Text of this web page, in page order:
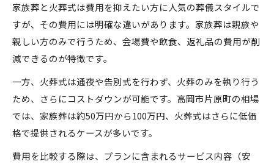
家族葬と火葬式は費用を抑えたい方に人気の葬儀スタイルで
すが、その費用には明確な違いがあります。家族葬は親族や
親しい方のみで行うため、会場費や飲食、返礼品の費用が削
減できるのが特徴です。
一方、火葬式は通夜や告別式を行わず、火葬のみを執り行う
ため、さらにコストダウンが可能です。高岡市片原町の相場
では、家族葬は約50万円から100万円、火葬式はさらに低価
格で提供されるケースが多いです。
費用を比較する際は、プランに含まれるサービス内容（安